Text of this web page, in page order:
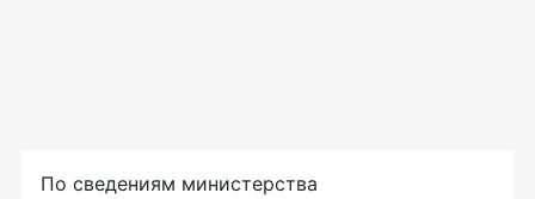
По сведениям министерства